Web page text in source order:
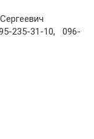
235-31-10, 096-